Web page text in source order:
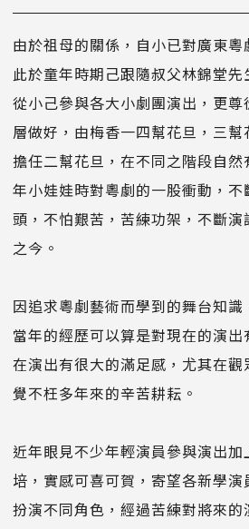
由於祖母的關係，自小已對廣東粵
此於童年時期己跟隨叔父林錦堂先
從小己參與各大小劇團演出，更
層做好，由梅香一四幫花旦，三
擔任二幫花旦，在不同之階段自然
年小娃娃時對粵劇的一股衝動，不
頭，不怕艱苦，苦練功架，不斷
之今。
因追求粵劇藝術而學到的舞台知識
當年的經歷可以算是對現在的演
在演出有很大的滿足感，尤其在觀
覺不枉多年來的辛苦耕耘。
近年眼見不少年輕演員參與演出
培，實感可喜可賀，寄望各新學
扮演不同角色，經過苦練對將來的